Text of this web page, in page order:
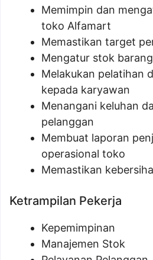
Memimpin dan
toko Alfamart
Memastikan target
Mengatur stok
Melakukan pelatihan
kepada karyawan
Menangani keluhan
pelanggan
Membuat laporan
operasional toko
Memastikan
Ketrampilan Pekerja
Kepemimpinan
Manajemen Stok